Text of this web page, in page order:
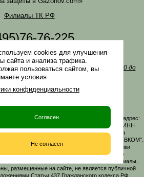
Филиалы ТК РФ
76-225
76-335
info@gazonov.com
с 10:00 до 18:00, пятница - с 10:00 до
17:00
награды и письма
конфиденциальности
обратный звонок
«ГАЗОНОВКОМ» Юридический адрес:
ш., д. 100, стр. 2, этаж 01, помещение 3106 ИНН
ОГРН 1167746161219. Все материалы сайта
правом и принадлежат ООО "ГАЗОНОВКОМ".
материалов сайта без активной гиперссылки
сайт и его содержимое носит исключительно
при каких условиях информационные материалы,
размещенные на сайте, не является публичной
Статьи 437 Гражданского кодекса РФ.
cookies для улучшения
сайта и анализа трафика.
пользоваться сайтом, вы
условия
конфиденциальности
Согласен
Не согласен